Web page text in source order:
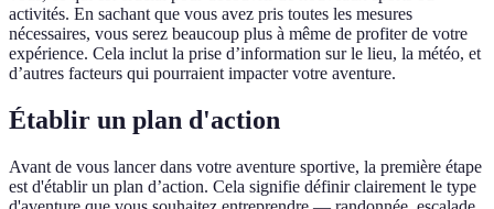
activités. En sachant que vous avez pris toutes les mesures
nécessaires, vous serez beaucoup plus à même de profiter de votre
expérience. Cela inclut la prise d’information sur le lieu, la météo, et
d’autres facteurs qui pourraient impacter votre aventure.
Établir un plan d'action
Avant de vous lancer dans votre aventure sportive, la première étape
est d'établir un plan d’action. Cela signifie définir clairement le type